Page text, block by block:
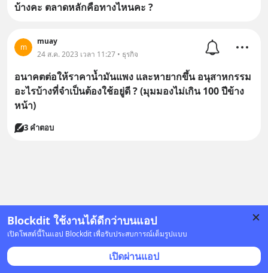
Blockdit ใช้งานได้ดีกว่าบนแอป
เปิดโพสต์นี้ในแอป Blockdit เพื่อรับประสบการณ์เต็มรูปแบบ
เปิดผ่านแอป
บ้างคะ ตลาดหลักคือทางไหนคะ ?
m
muay
24 ส.ค. 2023 เวลา 11:27 • ธุรกิจ
อนาคตต่อให้ราคาน้ำมันแพง และหายากขึ้น อนุสาหกรรม
อะไรบ้างที่จำเป็นต้องใช้อยู่ดี ? (มุมมองไม่เกิน 100 ปีข้าง
หน้า)
3 คำตอบ